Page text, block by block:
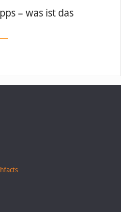
– was ist das